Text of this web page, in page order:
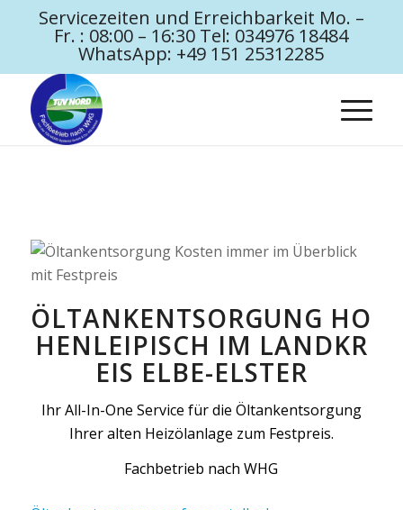
Servicezeiten und Erreichbarkeit Mo. –
Fr. : 08:00 – 16:30 Tel: 034976 18484
WhatsApp: +49 151 25312285
ÖLTANKENTSORGUNG HO
HENLEIPISCH IM LANDKR
EIS ELBE-ELSTER
Ihr All-In-One Service für die Öltankentsorgung
Ihrer alten Heizölanlage zum Festpreis.
Fachbetrieb nach WHG